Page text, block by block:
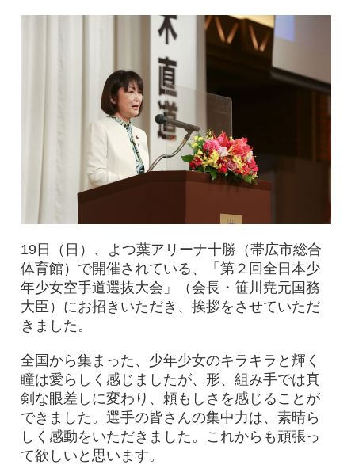
19日（日）、よつ葉アリーナ十勝（帯広市総合
体育館）で開催されている、「第２回全日本少
年少女空手道選抜大会」（会長・笹川尭元国務
大臣）にお招きいただき、挨拶をさせていただ
きました。
全国から集まった、少年少女のキラキラと輝く
瞳は愛らしく感じましたが、形、組み手では真
剣な眼差しに変わり、頼もしさを感じることが
できました。選手の皆さんの集中力は、素晴ら
しく感動をいただきました。これからも頑張っ
て欲しいと思います。​​​​